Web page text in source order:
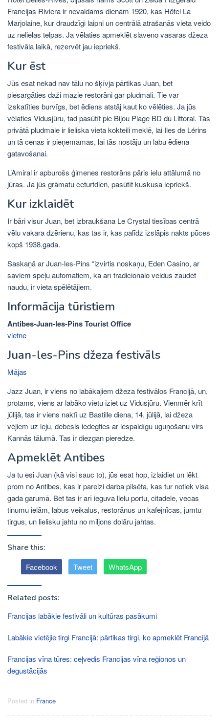
Francijas Riviera ir nevaldāms dienām 1920, kas Hôtel La
Marjolaine, kur draudzīgi laipni un centrālā atrašanās vieta veido
uz nelielas telpas. Ja vēlaties apmeklēt slaveno vasaras džeza
festivāla laikā, rezervēt jau iepriekš.
Kur ēst
Jūs esat nekad nav tālu no šķīvja pārtikas Juan, bet
piesargāties daži mazie restorāni gar pludmali. Tie var
izskatīties burvīgs, bet ēdiens atstāj kaut ko vēlēties. Ja jūs
vēlaties Vidusjūru, tad pasūtīt pie Bijou Plage BD du Littoral. Tās
privātā pludmale ir lieliska vieta kokteili meklē, lai Iles de Lérins
un tā cenas ir pieņemamas, lai tās nostāju un labu ēdiena
gatavošanai.
L’Amiral ir apburošs ģimenes restorāns pāris ielu attālumā no
jūras. Ja jūs grāmatu ceturtdien, pasūtīt kuskusa iepriekš.
Kur izklaidēt
Ir bāri visur Juan, bet izbraukšana Le Crystal tiesības centrā
vēlu vakara dzērienu, kas tas ir, kas palīdz izslāpis nakts pūces
kopš 1938.gada.
Saskaņā ar Juan-les-Pins “izvirtis noskaņu, Eden Casino, ar
saviem spēļu automātiem, kā arī tradicionālo veidus zaudēt
naudu, ir vieta spēlētājiem.
Informācija tūristiem
Antibes-Juan-les-Pins Tourist Office
vietne
Juan-les-Pins džeza festivāls
Mājas
Jazz Juan, ir viens no labākajiem džeza festivālos Francijā, un,
protams, viens ar labāko vietu iziet uz Vidusjūru. Vienmēr krīt
jūlijā, tas ir viens naktī uz Bastille diena, 14. jūlijā, lai džeza
vējiem uz leju, debesis iedegties ar iespaidīgu uguņošanu virs
Kannās tālumā. Tas ir diezgan pieredze.
Apmeklēt Antibes
Ja tu esi Juan (kā visi sauc to), jūs esat hop, izlaidiet un lēkt
prom no Antibes, kas ir pareizi darba pilsēta, kas tur notiek visa
gada garumā. Bet tas ir arī ieguva lielu portu, citadele, vecas
tinumu ielām, labus veikalus, restorānus un kafejnīcas, jumtu
tirgus, un lielisku jahtu no miljons dolāru jahtas.
Share this:
Facebook Tweet WhatsApp
Related posts:
Francijas labākie festivāli un kultūras pasākumi
Labākie vietējie tirgi Francijā: pārtikas tirgi, ko apmeklēt Francijā
Francijas vīna tūres: ceļvedis Francijas vīna reģionos un
degustācijās
Posted in France